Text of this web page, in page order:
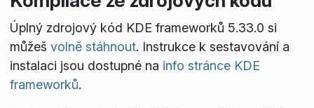
Úplný zdrojový kód KDE frameworků 5.33.0 si
můžeš volně stáhnout. Instrukce k sestavování a
instalaci jsou dostupné na info stránce KDE
frameworků.